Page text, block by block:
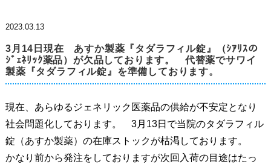
2023.03.13
3月14日現在 あすか製薬『タダラフィル錠』（ｼｱﾘｽの
ｼﾞｪﾈﾘｯｸ薬品）が欠品しております。 代替薬でサワイ
製薬『タダラフィル錠』を準備しております。
現在、あらゆるジェネリック医薬品の供給が不安定となり
社会問題化しております。 3月13日で当院のタダラフィル
錠（あすか製薬）の在庫ストックが枯渇しております。
かなり前から発注をしておりますが次回入荷の目途はたっ